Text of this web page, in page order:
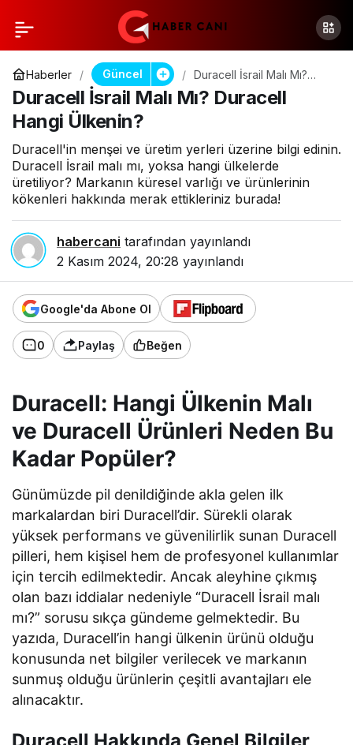
Haberler Güncel
Duracell İsrail Malı Mı?
Duracell Hangi Ülkenin?
Duracell İsrail Malı Mı? Duracell
Hangi Ülkenin?
Duracell'in menşei ve üretim yerleri üzerine bilgi edinin.
Duracell İsrail malı mı, yoksa hangi ülkelerde
üretiliyor? Markanın küresel varlığı ve ürünlerinin
kökenleri hakkında merak ettikleriniz burada!
habercani tarafından yayınlandı
2 Kasım 2024, 20:28 yayınlandı
Google'da Abone Ol
0 Paylaş Beğen
Duracell: Hangi Ülkenin Malı
ve Duracell Ürünleri Neden Bu
Kadar Popüler?
Günümüzde pil denildiğinde akla gelen ilk
markalardan biri Duracell’dir. Sürekli olarak
yüksek performans ve güvenilirlik sunan Duracell
pilleri, hem kişisel hem de profesyonel kullanımlar
için tercih edilmektedir. Ancak aleyhine çıkmış
olan bazı iddialar nedeniyle “Duracell İsrail malı
mı?” sorusu sıkça gündeme gelmektedir. Bu
yazıda, Duracell’in hangi ülkenin ürünü olduğu
konusunda net bilgiler verilecek ve markanın
sunmuş olduğu ürünlerin çeşitli avantajları ele
alınacaktır.